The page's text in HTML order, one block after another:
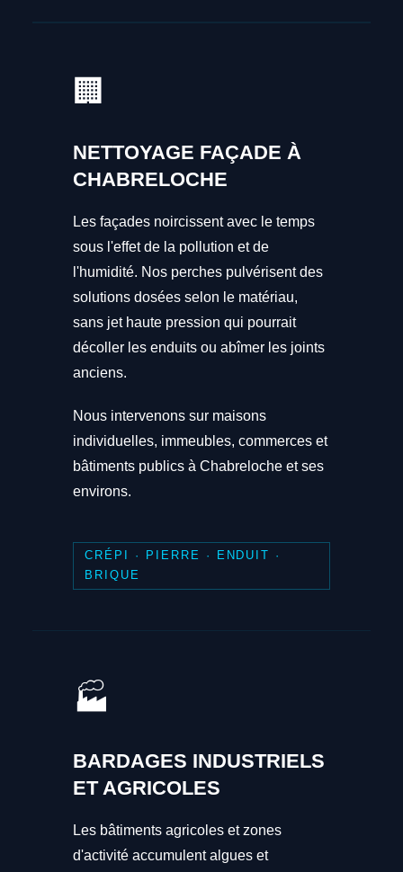
🏢
NETTOYAGE FAÇADE À
CHABRELOCHE
Les façades noircissent avec le temps
sous l'effet de la pollution et de
l'humidité. Nos perches pulvérisent des
solutions dosées selon le matériau,
sans jet haute pression qui pourrait
décoller les enduits ou abîmer les joints
anciens.
Nous intervenons sur maisons
individuelles, immeubles, commerces et
bâtiments publics à Chabreloche et ses
environs.
CRÉPI · PIERRE · ENDUIT ·
BRIQUE
🏭
BARDAGES INDUSTRIELS
ET AGRICOLES
Les bâtiments agricoles et zones
d'activité accumulent algues et